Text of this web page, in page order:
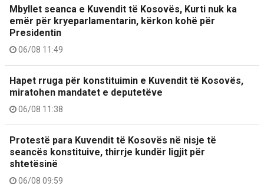
Mbyllet seanca e Kuvendit të Kosovës, Kurti nuk ka
emër për kryeparlamentarin, kërkon kohë për
Presidentin
06/08 11:49
Hapet rruga për konstituimin e Kuvendit të Kosovës,
miratohen mandatet e deputetëve
06/08 11:38
Protestë para Kuvendit të Kosovës në nisje të
seancës konstituive, thirrje kundër ligjit për
shtetësinë
06/08 09:59